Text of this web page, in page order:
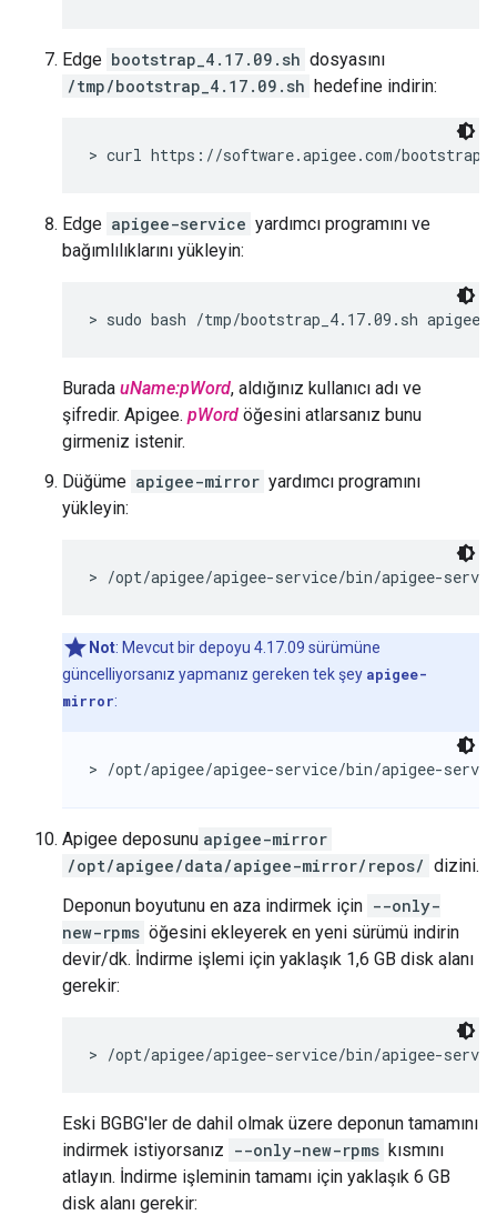
Edge bootstrap_4.17.09.sh dosyasını
/tmp/bootstrap_4.17.09.sh hedefine indirin:
> curl https://software.apigee.com/
Edge apigee-service yardımcı programını ve
bağımlılıklarını yükleyin:
> sudo bash /tmp/bootstrap_4.17.09.sh
Burada uName:pWord, aldığınız kullanıcı adı ve
şifredir. Apigee. pWord öğesini atlarsanız bunu
girmeniz istenir.
Düğüme apigee-mirror yardımcı programını
yükleyin:
> /opt/apigee/apigee-service/bin/apigee-
Not: Mevcut bir depoyu 4.17.09 sürümüne
güncelliyorsanız yapmanız gereken tek şey apigee-
mirror:
> /opt/apigee/apigee-service/bin/apigee-
Apigee deposunu apigee-mirror
/opt/apigee/data/apigee-mirror/repos/ dizini.
Deponun boyutunu en aza indirmek için --only-
new-rpms öğesini ekleyerek en yeni sürümü indirin
devir/dk. İndirme işlemi için yaklaşık 1,6 GB disk alanı
gerekir:
> /opt/apigee/apigee-service/bin/apigee-
Eski BGBG'ler de dahil olmak üzere deponun tamamını
indirmek istiyorsanız --only-new-rpms kısmını
atlayın. İndirme işleminin tamamı için yaklaşık 6 GB
disk alanı gerekir: